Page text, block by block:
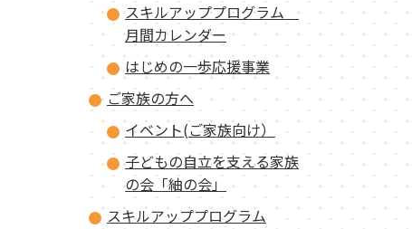
スキルアッププログラム
月間カレンダー
はじめの一歩応援事業
ご家族の方へ
イベント(ご家族向け）
子どもの自立を支える家族
の会「紬の会」
スキルアッププログラム